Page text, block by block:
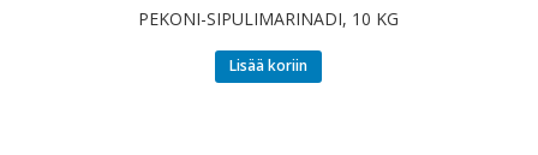
PEKONI-SIPULIMARINADI, 10 KG
Lisää koriin